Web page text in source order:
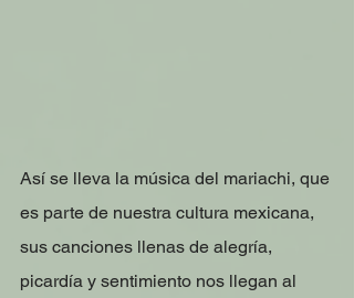
Así se lleva la música del mariachi, que
es parte de nuestra cultura mexicana,
sus canciones llenas de alegría,
picardía y sentimiento nos llegan al